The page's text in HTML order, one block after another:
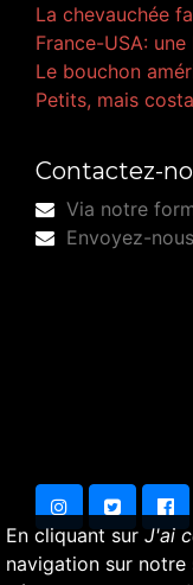
En cliquant sur J'ai
navigation sur
La chevauchée
France-USA:
Le bouchon
Petits, mais
Contactez-
Via notre
Envoyez-